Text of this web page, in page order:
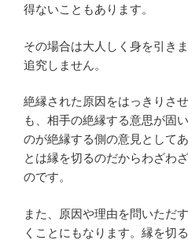
得ないこともあります。
その場合は大人しく身を引き
追究しません。
絶縁された原因をはっきりさ
も、相手の絶縁する意思が固
のが絶縁する側の意見として
とは縁を切るのだからわざわ
のです。
また、原因や理由を問いただ
くことにもなります。縁を切